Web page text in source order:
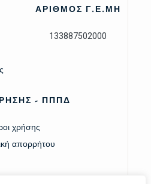
ΑΡΙΘΜΟΣ Γ.Ε.ΜΗ
133887502000
- ΠΠΠΔ
χρήσης
απορρήτου